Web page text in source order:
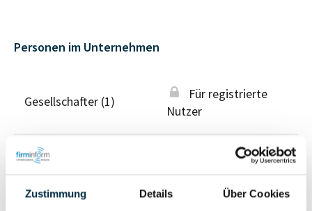
Zustimmung Details Über Cookies
Personen im Unternehmen
Gesellschafter (1)
Für registrierte
Nutzer
Wirtschaftlich
Vollständiges
anfragen